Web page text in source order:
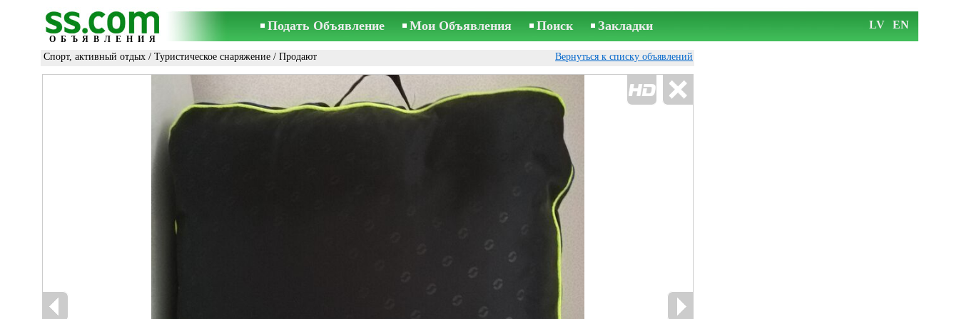
ОБЪЯВЛЕНИЯ
Подать Объявление Мои Объявления Поиск Закладки LV EN
Спорт, активный отдых / Туристическое снаряжение / Продают Вернуться к списку объявлений